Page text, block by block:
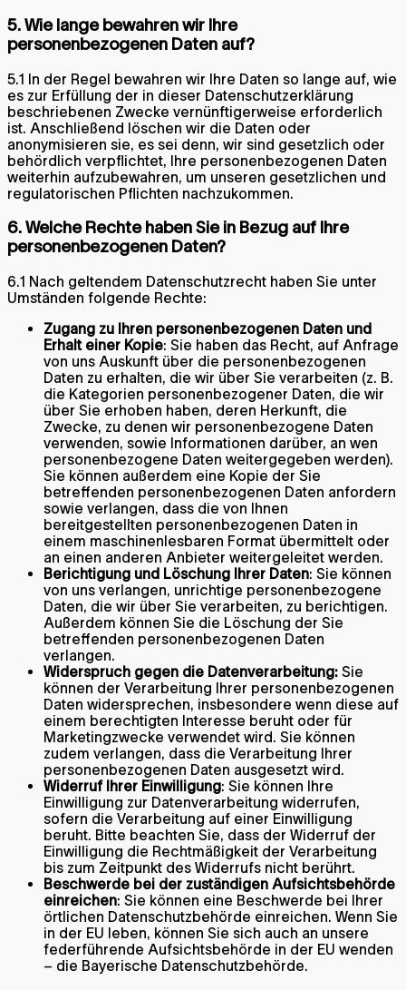
5. Wie lange bewahren wir Ihre
personenbezogenen Daten auf?
5.1 In der Regel bewahren wir Ihre Daten so lange auf, wie
es zur Erfüllung der in dieser Datenschutzerklärung
beschriebenen Zwecke vernünftigerweise erforderlich
ist. Anschließend löschen wir die Daten oder
anonymisieren sie, es sei denn, wir sind gesetzlich oder
behördlich verpflichtet, Ihre personenbezogenen Daten
weiterhin aufzubewahren, um unseren gesetzlichen und
regulatorischen Pflichten nachzukommen.
6. Welche Rechte haben Sie in Bezug auf Ihre
personenbezogenen Daten?
6.1 Nach geltendem Datenschutzrecht haben Sie unter
Umständen folgende Rechte:
Zugang zu Ihren personenbezogenen Daten und
Erhalt einer Kopie: Sie haben das Recht, auf Anfrage
von uns Auskunft über die personenbezogenen
Daten zu erhalten, die wir über Sie verarbeiten (z. B.
die Kategorien personenbezogener Daten, die wir
über Sie erhoben haben, deren Herkunft, die
Zwecke, zu denen wir personenbezogene Daten
verwenden, sowie Informationen darüber, an wen
personenbezogene Daten weitergegeben werden).
Sie können außerdem eine Kopie der Sie
betreffenden personenbezogenen Daten anfordern
sowie verlangen, dass die von Ihnen
bereitgestellten personenbezogenen Daten in
einem maschinenlesbaren Format übermittelt oder
an einen anderen Anbieter weitergeleitet werden.
Berichtigung und Löschung Ihrer Daten: Sie können
von uns verlangen, unrichtige personenbezogene
Daten, die wir über Sie verarbeiten, zu berichtigen.
Außerdem können Sie die Löschung der Sie
betreffenden personenbezogenen Daten
verlangen.
Widerspruch gegen die Datenverarbeitung: Sie
können der Verarbeitung Ihrer personenbezogenen
Daten widersprechen, insbesondere wenn diese auf
einem berechtigten Interesse beruht oder für
Marketingzwecke verwendet wird. Sie können
zudem verlangen, dass die Verarbeitung Ihrer
personenbezogenen Daten ausgesetzt wird.
Widerruf Ihrer Einwilligung: Sie können Ihre
Einwilligung zur Datenverarbeitung widerrufen,
sofern die Verarbeitung auf einer Einwilligung
beruht. Bitte beachten Sie, dass der Widerruf der
Einwilligung die Rechtmäßigkeit der Verarbeitung
bis zum Zeitpunkt des Widerrufs nicht berührt.
Beschwerde bei der zuständigen Aufsichtsbehörde
einreichen: Sie können eine Beschwerde bei Ihrer
örtlichen Datenschutzbehörde einreichen. Wenn Sie
in der EU leben, können Sie sich auch an unsere
federführende Aufsichtsbehörde in der EU wenden
– die Bayerische Datenschutzbehörde.